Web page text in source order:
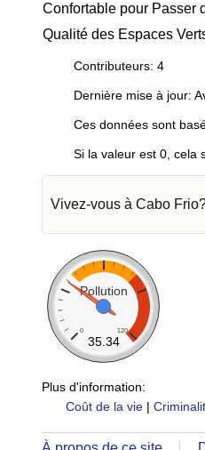
Confortable pour Passer
Qualité des Espaces
Contributeurs: 4
Dernière mise à jour:
Ces données sont
Si la valeur est 0, cela
Vivez-vous à Cabo
Pollution
0 120
35.34
Plus d'information:
Coût de la vie |